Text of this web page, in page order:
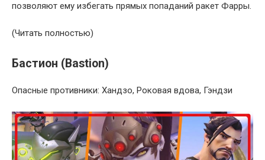
позволяют ему избегать прямых попаданий ракет Фарры.
(Читать полностью)
Бастион (Bastion)
Опасные противники: Хандзо, Роковая вдова, Гэндзи